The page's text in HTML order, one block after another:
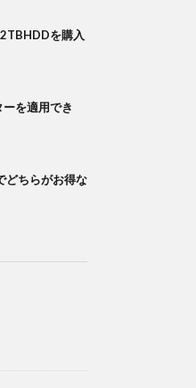
を購入
を適用でき
ちらがお得な